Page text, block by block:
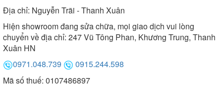
Địa chỉ: Nguyễn Trãi - Thanh Xuân
Hiện showroom đang sửa chữa, mọi giao dịch vui lòng
chuyển về địa chỉ: 247 Vũ Tông Phan, Khương Trung, Thanh
Xuân HN
0971.048.739
0915.244.598
Mã số thuế: 0107486897